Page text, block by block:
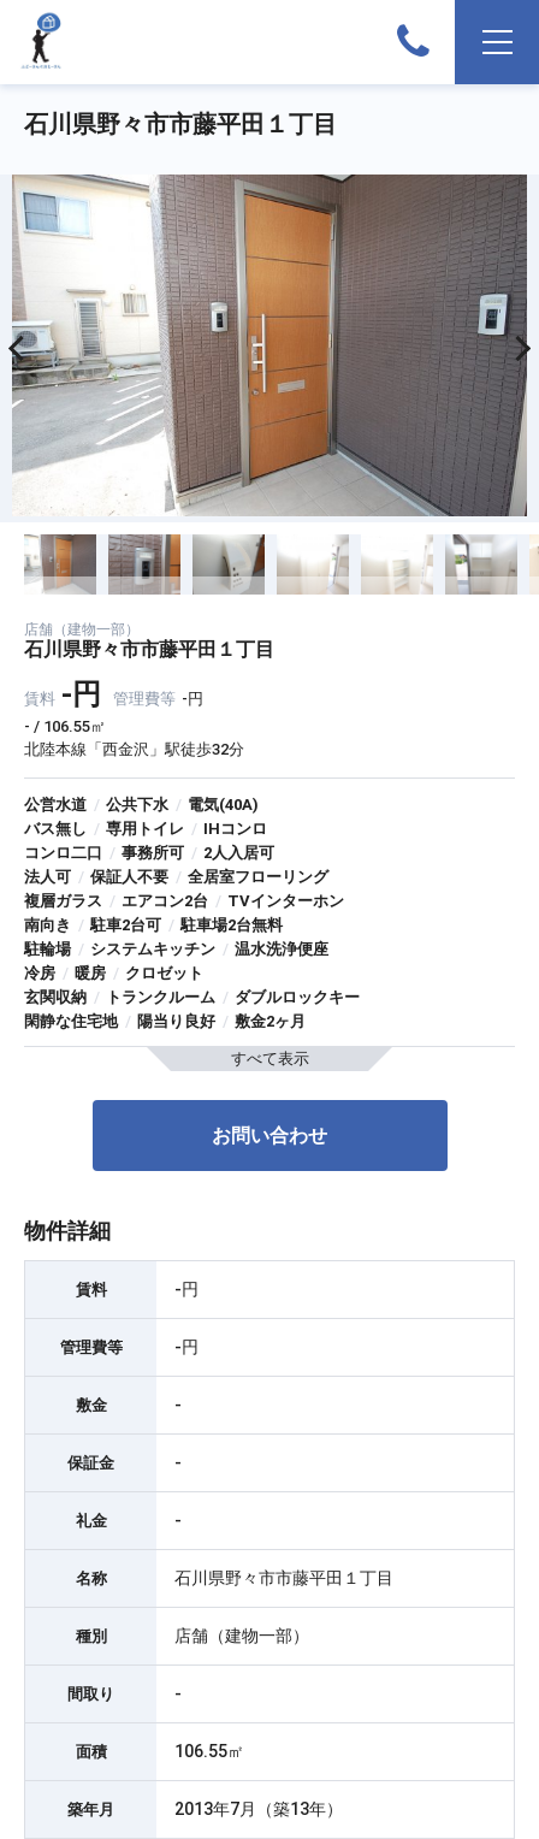
石川県野々市市藤平田１丁目
店舗（建物一部）
石川県野々市市藤平田１丁目
賃料 -円 管理費等 -円
- / 106.55㎡
北陸本線「西金沢」駅徒歩32分
公営水道 / 公共下水 / 電気(40A)
バス無し / 専用トイレ / IHコンロ
コンロ二口 / 事務所可 / 2人入居可
法人可 / 保証人不要 / 全居室フローリング
複層ガラス / エアコン2台 / TVインターホン
南向き / 駐車2台可 / 駐車場2台無料
駐輪場 / システムキッチン / 温水洗浄便座
冷房 / 暖房 / クロゼット
玄関収納 / トランクルーム / ダブルロックキー
閑静な住宅地 / 陽当り良好 / 敷金2ヶ月
すべて表示
お問い合わせ
物件詳細
賃料 -円
管理費等 -円
敷金 -
保証金 -
礼金 -
名称 石川県野々市市藤平田１丁目
種別 店舗（建物一部）
間取り -
面積 106.55㎡
築年月 2013年7月（築13年）